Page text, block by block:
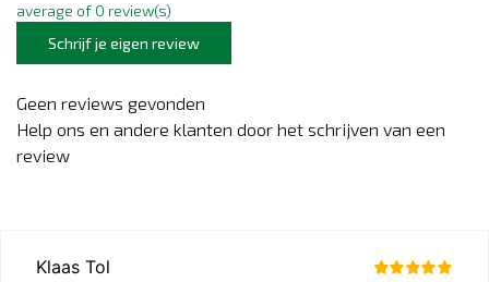
average of 0 review(s)
Schrijf je eigen review
Geen reviews gevonden
Help ons en andere klanten door het schrijven van een
review